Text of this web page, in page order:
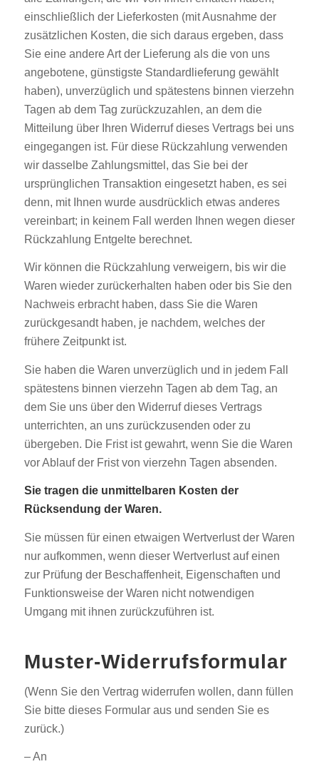
einschließlich der Lieferkosten (mit Ausnahme der
zusätzlichen Kosten, die sich daraus ergeben, dass
Sie eine andere Art der Lieferung als die von uns
angebotene, günstigste Standardlieferung gewählt
haben), unverzüglich und spätestens binnen vierzehn
Tagen ab dem Tag zurückzuzahlen, an dem die
Mitteilung über Ihren Widerruf dieses Vertrags bei uns
eingegangen ist. Für diese Rückzahlung verwenden
wir dasselbe Zahlungsmittel, das Sie bei der
ursprünglichen Transaktion eingesetzt haben, es sei
denn, mit Ihnen wurde ausdrücklich etwas anderes
vereinbart; in keinem Fall werden Ihnen wegen dieser
Rückzahlung Entgelte berechnet.
Wir können die Rückzahlung verweigern, bis wir die
Waren wieder zurückerhalten haben oder bis Sie den
Nachweis erbracht haben, dass Sie die Waren
zurückgesandt haben, je nachdem, welches der
frühere Zeitpunkt ist.
Sie haben die Waren unverzüglich und in jedem Fall
spätestens binnen vierzehn Tagen ab dem Tag, an
dem Sie uns über den Widerruf dieses Vertrags
unterrichten, an uns zurückzusenden oder zu
übergeben. Die Frist ist gewahrt, wenn Sie die Waren
vor Ablauf der Frist von vierzehn Tagen absenden.
Sie tragen die unmittelbaren Kosten der
Rücksendung der Waren.
Sie müssen für einen etwaigen Wertverlust der Waren
nur aufkommen, wenn dieser Wertverlust auf einen
zur Prüfung der Beschaffenheit, Eigenschaften und
Funktionsweise der Waren nicht notwendigen
Umgang mit ihnen zurückzuführen ist.
Muster-Widerrufsformular
(Wenn Sie den Vertrag widerrufen wollen, dann füllen
Sie bitte dieses Formular aus und senden Sie es
zurück.)
– An